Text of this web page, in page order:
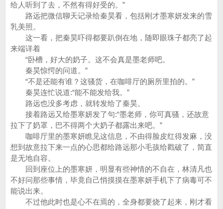
给人听到了去，不然有得好受的。”
路远把微信聊天记录给秦昊看，包括刚才墨寒妍发来的雪
乳美照。
这一看，把秦昊吓得都要趴倒在地，随即眼珠子都亮了起
来端详着
“卧槽，好大的奶子。这不会真是墨老师吧。
秦昊惊愕的问道。”
“不是还能有谁？这骚货，在咖啡厅的厕所里拍的。”
秦昊连忙说道:“能不能发给我。”
路远也没多考虑，就转发给了秦昊。
接着路远又给墨寒妍发了句:“墨老师，你可真骚，还故意
拉下了奶罩，巴不得两个大奶子都露出来吧。”
咖啡厅里的墨寒妍瞧见这信息，不由得脸皮红得发麻，没
想到故意拉下来一点的心思都给路远那小毛孩给戳破了，简直
是无地自容。
回到座位上的墨寒妍，明显有些神情的不自在，林清凡也
不好问那些事情，毕竟自己悄摸摸在墨寒妍手机下了病毒可不
能说出来。
不过他此时也是心不在焉的，全身都要烧了起来，刚才看